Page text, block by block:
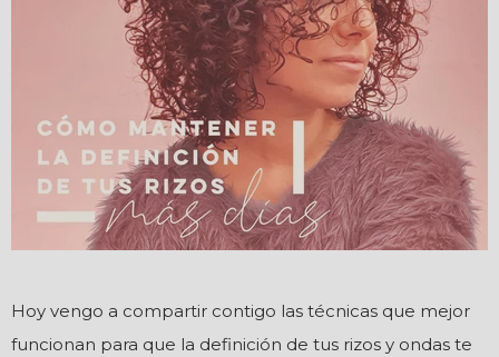
Hoy vengo a compartir contigo las técnicas que mejor
funcionan para que la definición de tus rizos y ondas te